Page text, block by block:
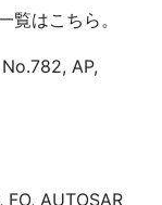
はこちら。
AP,
AUTOSAR